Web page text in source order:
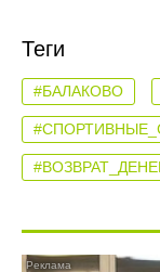
Теги
#БАЛАКОВО